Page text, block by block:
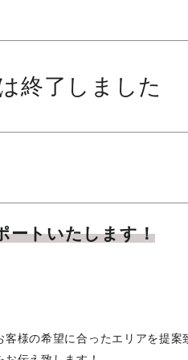
終了しました
ートいたします！
様の希望に合ったエリアを提案